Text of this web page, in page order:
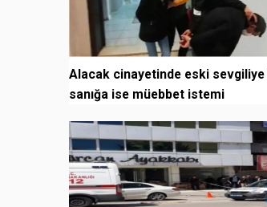
Alacak cinayetinde eski sevgiliye
sanığa ise müebbet istemi